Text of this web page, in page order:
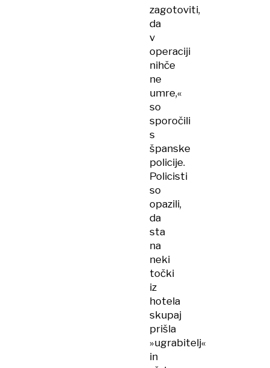
zagotoviti,
da
v
operaciji
nihče
ne
umre,«
so
sporočili
s
španske
policije.
Policisti
so
opazili,
da
sta
na
neki
točki
iz
hotela
skupaj
prišla
»ugrabitelj«
in